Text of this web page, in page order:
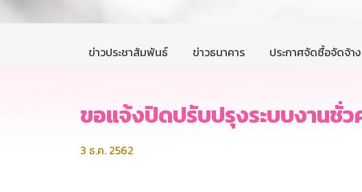
ข่าวประชาสัมพันธ์ ข่าวธนาคาร ประกาศจัดซื้อจัดจ้า
ขอแจ้งปิดปรับปรุงระบบงานชั่ว
3 ธ.ค. 2562